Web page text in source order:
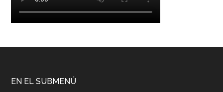
EN EL SUBMENÚ